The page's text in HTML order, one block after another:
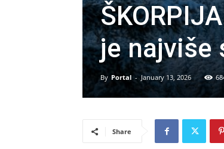
je najviše
By Portal - January 13, 2026
Share